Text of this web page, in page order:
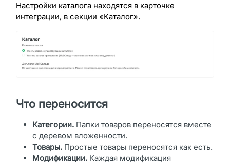
Настройки каталога находятся в карточке
интеграции, в секции «Каталог».
Что переносится
Категории. Папки товаров переносятся вместе
с деревом вложенности.
Товары. Простые товары переносятся как есть.
Модификации. Каждая модификация